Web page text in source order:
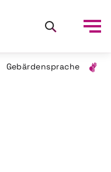
Gebärdensprache